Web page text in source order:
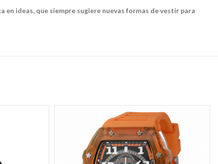
en ideas, que siempre sugiere nuevas formas de vestir para